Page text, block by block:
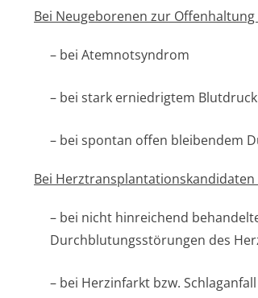
Bei Neugeborenen zur
– bei Atemnotsyndrom
– bei stark erniedrigtem Blutdruck
– bei spontan offen bleibendem
Bei
– bei nicht hinreichend
Durchblutungsstörun­gen des
– bei Herzinfarkt bzw.